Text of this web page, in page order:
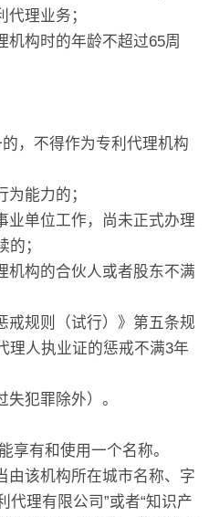
代理业务；
机构时的年龄不超过65周
，不得作为专利代理机构
为能力的；
业单位工作，尚未正式办理
的；
机构的合伙人或者股东不满
戒规则（试行）》第五条规
理人执业证的惩戒不满3年
失犯罪除外）。
享有和使用一个名称。
由该机构所在城市名称、字
代理有限公司”或者“知识产